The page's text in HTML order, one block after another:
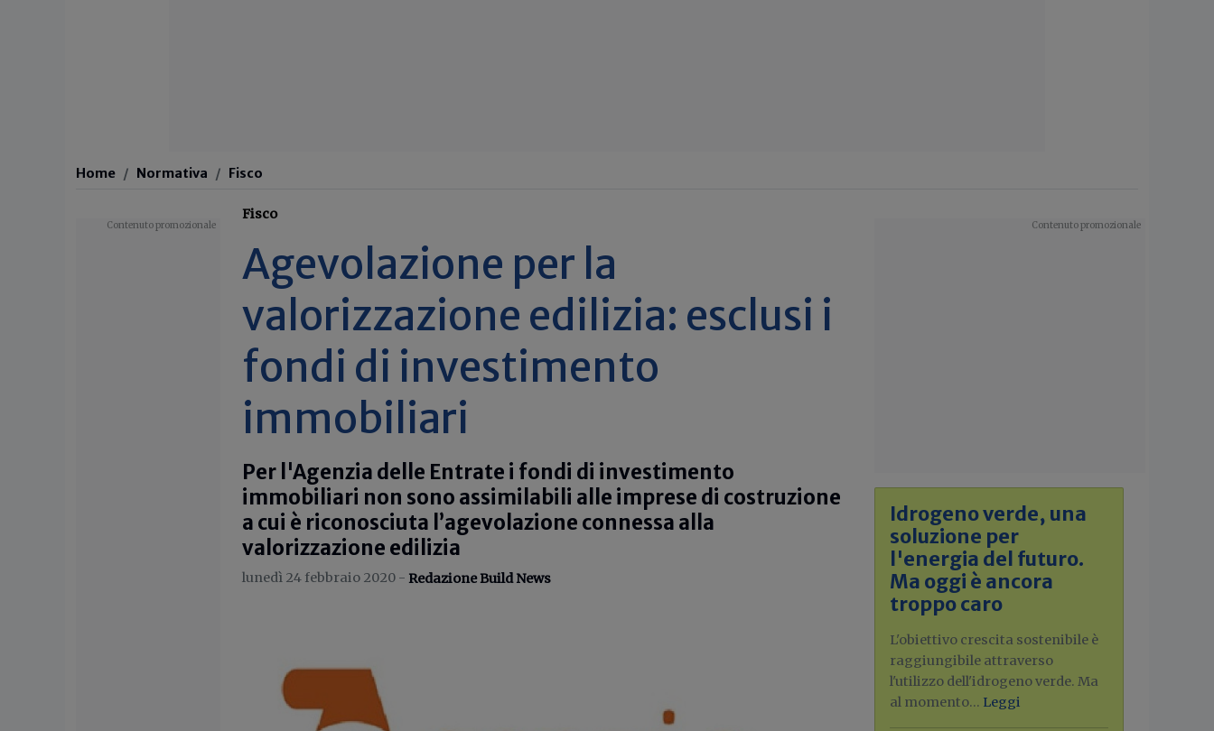
Home Normativa Fisco
Fisco
Agevolazione per la
valorizzazione edilizia: esclusi i
fondi di investimento
immobiliari
Per l'Agenzia delle Entrate i fondi di investimento
immobiliari non sono assimilabili alle imprese di costruzione
a cui è riconosciuta l’agevolazione connessa alla
valorizzazione edilizia
lunedì 24 febbraio 2020 - Redazione Build News
Idrogeno verde, una
soluzione per
l'energia del futuro.
Ma oggi è ancora
troppo caro
L'obiettivo crescita sostenibile è
raggiungibile attraverso
l'utilizzo dell'idrogeno verde. Ma
al momento... Leggi